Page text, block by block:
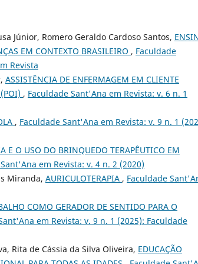
Júnior, Romero Geraldo Cardoso Santos,
EM CONTEXTO BRASILEIRO , Faculdade
Revista
ASSISTÊNCIA DE ENFERMAGEM EM CLIENTE
, Faculdade Sant'Ana em Revista: v. 6 n. 1
, Faculdade Sant'Ana em Revista: v. 9 n. 1
E O USO DO BRINQUEDO TERAPÊUTICO EM
em Revista: v. 4 n. 2 (2020)
Miranda, AURICULOTERAPIA , Faculdade
COMO GERADOR DE SENTIDO PARA O
em Revista: v. 9 n. 1 (2025): Faculdade
Rita de Cássia da Silva Oliveira, EDUCAÇÃO